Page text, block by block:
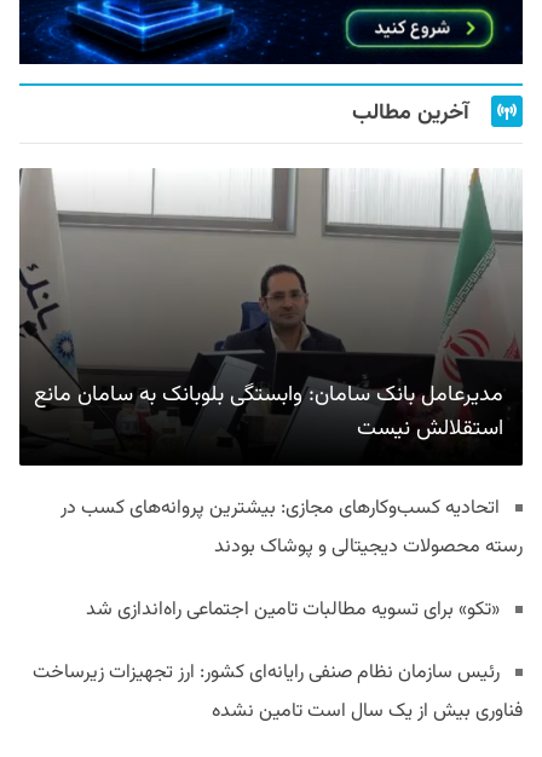
آخرین مطالب
مدیرعامل بانک سامان: وابستگی بلوبانک به سامان مانع
استقلالش نیست
اتحادیه کسب‌وکارهای مجازی: بیشترین پروانه‌های کسب در
رسته محصولات دیجیتالی و پوشاک بودند
«تکو» برای تسویه مطالبات تامین اجتماعی راه‌اندازی شد
رئیس سازمان نظام صنفی رایانه‌ای کشور: ارز تجهیزات زیرساخت
فناوری بیش از یک سال است تامین نشده